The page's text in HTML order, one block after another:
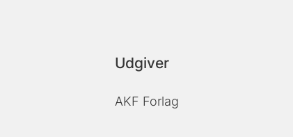
Udgiver
AKF Forlag